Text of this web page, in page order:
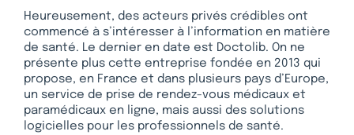
Heureusement, des acteurs privés crédibles ont
commencé à s’intéresser à l’information en matière
de santé. Le dernier en date est Doctolib. On ne
présente plus cette entreprise fondée en 2013 qui
propose, en France et dans plusieurs pays d’Europe,
un service de prise de rendez-vous médicaux et
paramédicaux en ligne, mais aussi des solutions
logicielles pour les professionnels de santé.